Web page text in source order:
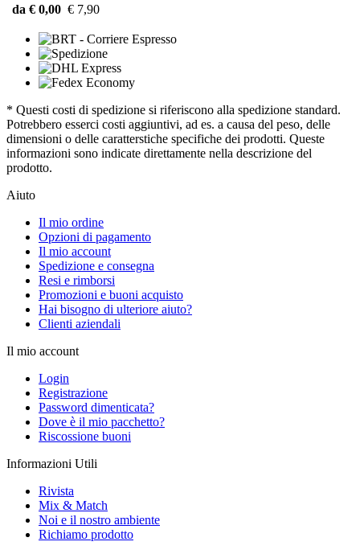
da € 0,00 € 7,90
* Questi costi di spedizione si riferiscono alla spedizione standard.
Potrebbero esserci costi aggiuntivi, ad es. a causa del peso, delle
dimensioni o delle caratterstiche specifiche dei prodotti. Queste
informazioni sono indicate direttamente nella descrizione del
prodotto.
Aiuto
Il mio ordine
Opzioni di pagamento
Il mio account
Spedizione e consegna
Resi e rimborsi
Promozioni e buoni acquisto
Hai bisogno di ulteriore aiuto?
Clienti aziendali
Il mio account
Login
Registrazione
Password dimenticata?
Dove è il mio pacchetto?
Riscossione buoni
Informazioni Utili
Rivista
Mix & Match
Noi e il nostro ambiente
Richiamo prodotto